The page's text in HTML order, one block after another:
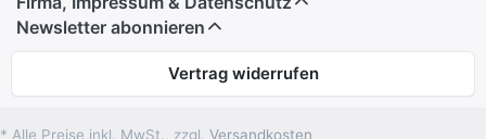
Newsletter abonnieren
Vertrag widerrufen
* Alle Preise inkl. MwSt., zzgl. Versandkosten